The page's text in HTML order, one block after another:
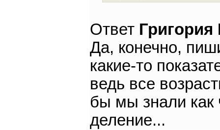
Ответ
Да, конечно,
какие-то
ведь все
бы мы знали как
деление...